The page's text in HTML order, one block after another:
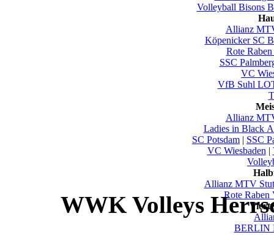
Volleyball Bisons
Allianz
Köpenicker SC
Rote
SSC
VC
VfB Suhl
Allianz
Ladies in Black
SC Potsdam | SSC
VC Wiesbaden |
Allianz MTV
Rote Raben
BERLIN
WWK Volleys